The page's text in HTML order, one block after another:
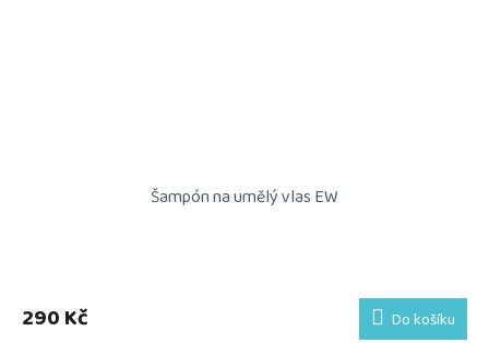
Šampón na umělý vlas EW
290 Kč Do košíku